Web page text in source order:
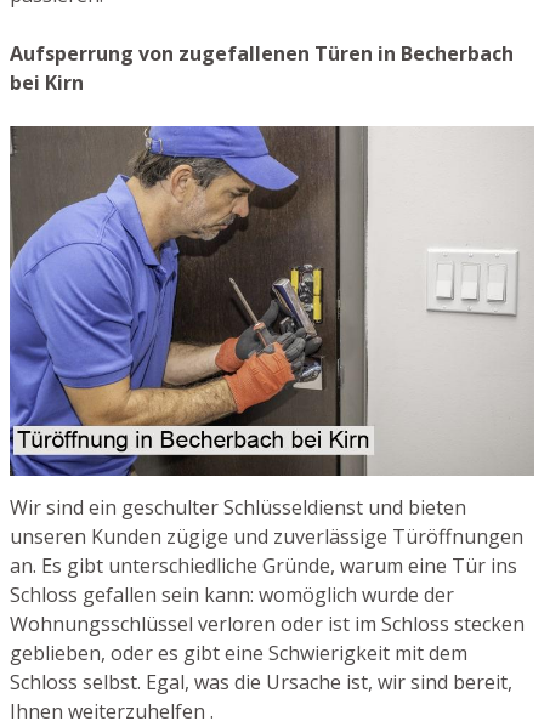
Aufsperrung von zugefallenen Türen in Becherbach
bei Kirn
Wir sind ein geschulter Schlüsseldienst und bieten
unseren Kunden zügige und zuverlässige Türöffnungen
an. Es gibt unterschiedliche Gründe, warum eine Tür ins
Schloss gefallen sein kann: womöglich wurde der
Wohnungsschlüssel verloren oder ist im Schloss stecken
geblieben, oder es gibt eine Schwierigkeit mit dem
Schloss selbst. Egal, was die Ursache ist, wir sind bereit,
Ihnen weiterzuhelfen .